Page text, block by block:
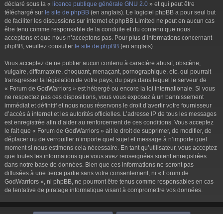
déclaré sous la « licence publique générale GNU 2.0 » et qui peut être
téléchargé sur le site de phpBB (en anglais). Le logiciel phpBB a pour seul but
de faciliter les discussions sur internet et phpBB Limited ne peut en aucun cas
être tenu comme responsable de la conduite et du contenu que nous
acceptons et que nous n’acceptons pas. Pour plus d’informations concernant
phpBB, veuillez consulter le site de phpBB (en anglais).
Vous acceptez de ne publier aucun contenu à caractère abusif, obscène,
vulgaire, diffamatoire, choquant, menaçant, pornographique, etc. qui pourrait
transgresser la législation de votre pays, du pays dans lequel le serveur de
« Forum de GodWarriors » est hébergé ou encore la loi internationale. Si vous
ne respectez pas ces dispositions, vous vous exposez à un bannissement
immédiat et définitif et nous nous réservons le droit d’avertir votre fournisseur
d’accès à internet et les autorités officielles. L’adresse IP de tous les messages
est enregistrée afin d’aider au renforcement de ces conditions. Vous acceptez
le fait que « Forum de GodWarriors » ait le droit de supprimer, de modifier, de
déplacer ou de verrouiller n’importe quel sujet et message à n’importe quel
moment si nous estimons cela nécessaire. En tant qu’utilisateur, vous acceptez
que toutes les informations que vous avez renseignées soient enregistrées
dans notre base de données. Bien que ces informations ne seront pas
diffusées à une tierce partie sans votre consentement, ni « Forum de
GodWarriors », ni phpBB, ne pourront être tenus comme responsables en cas
de tentative de piratage informatique visant à compromettre vos données.